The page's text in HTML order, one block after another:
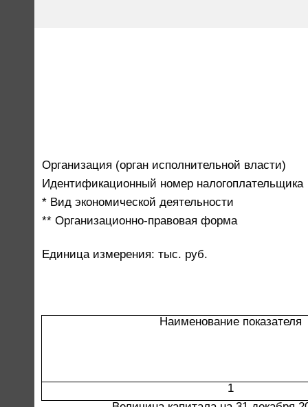
Организация (орган исполнительной власти)
Идентификационный номер налогоплательщика
* Вид экономической деятельности
** Организационно-правовая форма
Единица измерения: тыс. руб.
Наименование показателя
1